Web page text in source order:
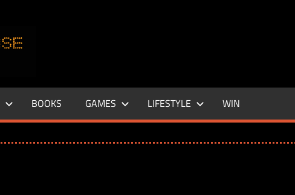
–
LIFE
BOOKS GAMES LIFESTYLE WIN